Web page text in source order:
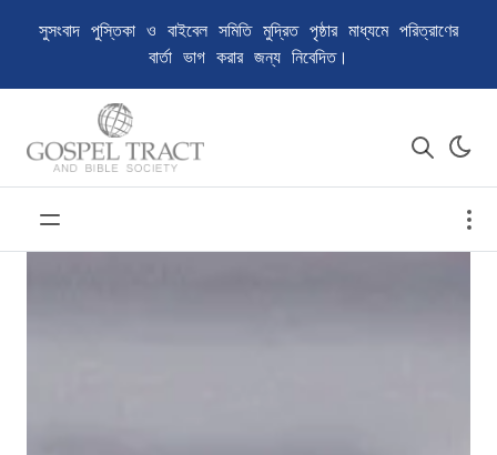
সুসংবাদ পুস্তিকা ও বাইবেল সমিতি মুদ্রিত পৃষ্ঠার মাধ্যমে পরিত্রাণের
বার্তা ভাগ করার জন্য নিবেদিত।